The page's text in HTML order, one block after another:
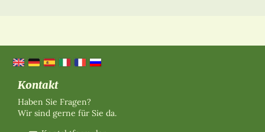
Kontakt
Haben Sie Fragen?
Wir sind gerne für Sie da.